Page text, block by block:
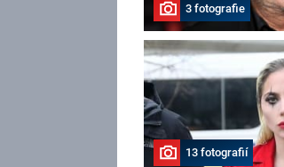
3 fotografie
13 fotografií